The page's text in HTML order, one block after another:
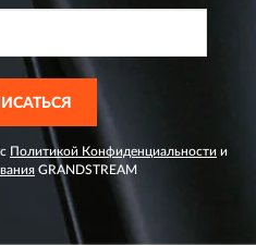
Политикой Конфиденциальности и
GRANDSTREAM